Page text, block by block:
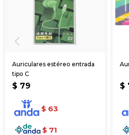
Auriculares estéreo entrada
tipo C
$ 79
$ 63
$ 71
$